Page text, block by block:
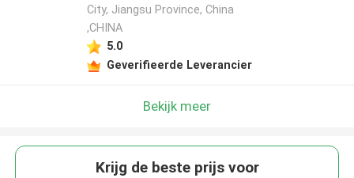
City, Jiangsu Province, China
,CHINA
5.0
Geverifieerde Leverancier
Bekijk meer
Krijg de beste prijs voor